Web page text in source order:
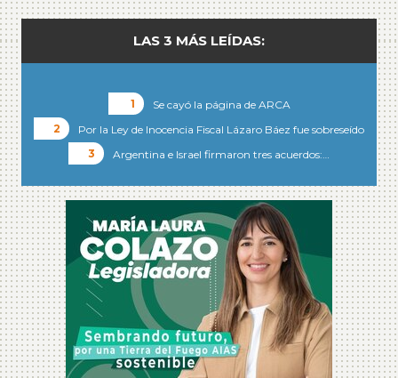
LAS 3 MÁS LEÍDAS:
Se cayó la página de ARCA
Por la Ley de Inocencia Fiscal Lázaro Báez fue sobreseído
Argentina e Israel firmaron tres acuerdos:…